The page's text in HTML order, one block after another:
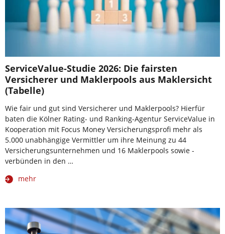
ServiceValue-Studie 2026: Die fairsten
Versicherer und Maklerpools aus Maklersicht
(Tabelle)
Wie fair und gut sind Versicherer und Maklerpools? Hierfür
baten die Kölner Rating- und Ranking-Agentur ServiceValue in
Kooperation mit Focus Money Versicherungsprofi mehr als
5.000 unabhängige Vermittler um ihre Meinung zu 44
Versicherungsunternehmen und 16 Maklerpools sowie -
verbünden in den …
mehr